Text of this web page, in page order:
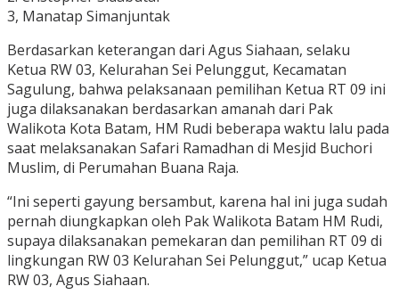
3, Manatap Simanjuntak
Berdasarkan keterangan dari Agus Siahaan, selaku
Ketua RW 03, Kelurahan Sei Pelunggut, Kecamatan
Sagulung, bahwa pelaksanaan pemilihan Ketua RT 09 ini
juga dilaksanakan berdasarkan amanah dari Pak
Walikota Kota Batam, HM Rudi beberapa waktu lalu pada
saat melaksanakan Safari Ramadhan di Mesjid Buchori
Muslim, di Perumahan Buana Raja.
“Ini seperti gayung bersambut, karena hal ini juga sudah
pernah diungkapkan oleh Pak Walikota Batam HM Rudi,
supaya dilaksanakan pemekaran dan pemilihan RT 09 di
lingkungan RW 03 Kelurahan Sei Pelunggut,” ucap Ketua
RW 03, Agus Siahaan.